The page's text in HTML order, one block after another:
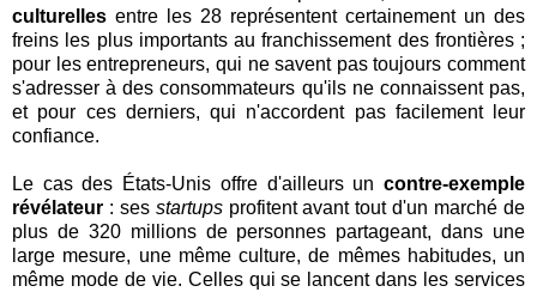
culturelles entre les 28 représentent certainement un des
freins les plus importants au franchissement des frontières ;
pour les entrepreneurs, qui ne savent pas toujours comment
s'adresser à des consommateurs qu'ils ne connaissent pas,
et pour ces derniers, qui n'accordent pas facilement leur
confiance.
Le cas des États-Unis offre d'ailleurs un contre-exemple
révélateur : ses startupsprofitent avant tout d'un marché de
plus de 320 millions de personnes partageant, dans une
large mesure, une même culture, de mêmes habitudes, un
même mode de vie. Celles qui se lancent dans les services